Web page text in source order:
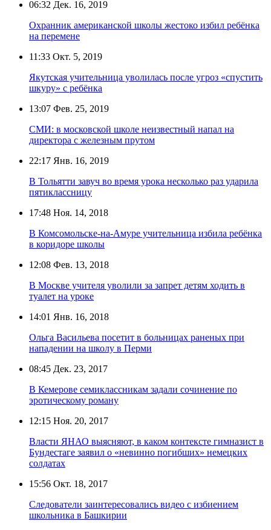
06:32 Дек. 16, 2019
Охранник американской школы жестоко избил ребёнка
на перемене
11:33 Окт. 5, 2019
Якутская учительница уволилась после угроз «спустить
шкуру» с ребёнка
13:07 Фев. 25, 2019
СМИ: в московской школе неизвестный напал на
директора с железным прутом
22:17 Янв. 16, 2019
В Тольятти завуч во время урока несколько раз ударила
пятиклассницу
17:48 Ноя. 14, 2018
В Комсомольске-на-Амуре учительница избила ребёнка
в коридоре школы
12:08 Фев. 13, 2018
В Москве учителя уволили за запрет детям ходить в
туалет на уроке
14:01 Янв. 16, 2018
Ольга Васильева посетит в больницах раненых при
нападении на школу в Перми
08:45 Дек. 23, 2017
В Кемерове семиклассникам задали сочинение по
эротическому роману
12:15 Ноя. 20, 2017
Власти ЯНАО выясняют, в каком контексте гимназист в
Бундестаге заявил о «невинно погибших» немецких
солдатах
15:56 Окт. 18, 2017
Следователи заинтересовались видео с избиением
школьника в Башкирии